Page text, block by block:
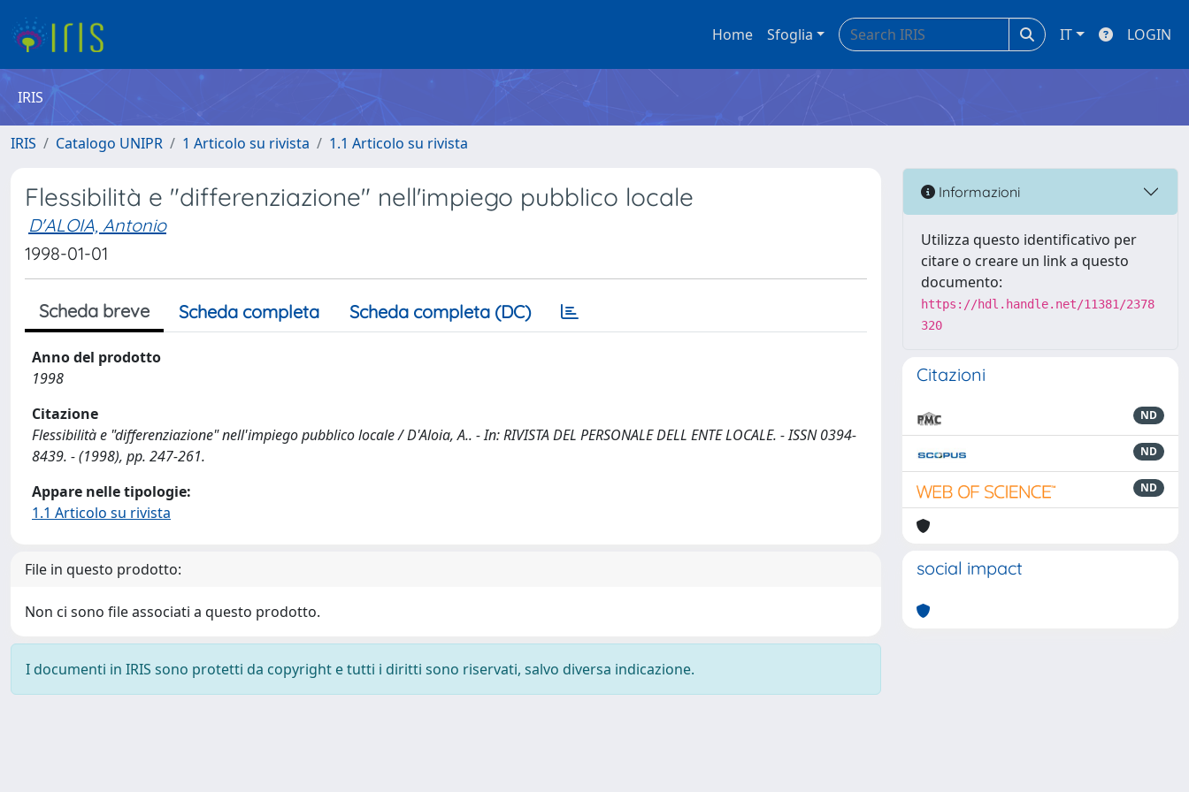
Home Sfoglia IT LOGIN
IRIS
IRIS Catalogo UNIPR 1 Articolo su rivista 1.1 Articolo su rivista
Flessibilità e "differenziazione" nell'impiego pubblico locale
D'ALOIA, Antonio
1998-01-01
Scheda breve Scheda completa Scheda completa (DC)
Anno del prodotto
1998
Citazione
Flessibilità e "differenziazione" nell'impiego pubblico locale / D'Aloia, A.. - In: RIVISTA DEL PERSONALE DELL ENTE LOCALE. - ISSN 0394-
8439. - (1998), pp. 247-261.
Appare nelle tipologie:
1.1 Articolo su rivista
File in questo prodotto:
Non ci sono file associati a questo prodotto.
I documenti in IRIS sono protetti da copyright e tutti i diritti sono riservati, salvo diversa indicazione.
Informazioni
Utilizza questo identificativo per
citare o creare un link a questo
documento:
https://hdl.handle.net/11381/2378
320
Citazioni
ND
ND
ND
social impact